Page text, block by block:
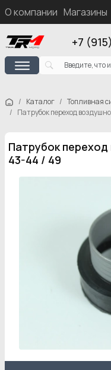
О компании Магазины
+7
Каталог Топливная
Патрубок переход
Патрубок
43-44 / 49